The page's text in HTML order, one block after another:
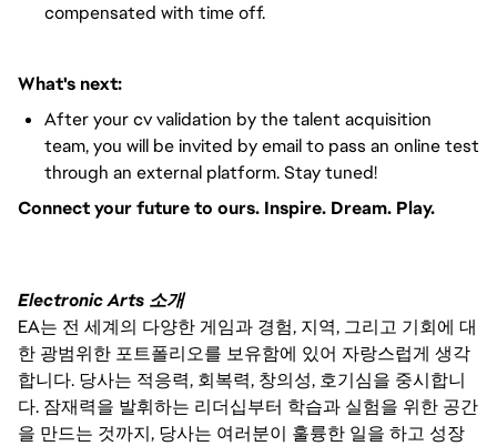
compensated with time off.
What's next:
After your cv validation by the talent acquisition
team, you will be invited by email to pass an online test
through an external platform. Stay tuned!
Connect your future to ours. Inspire. Dream. Play.
Electronic Arts 소개
EA는 전 세계의 다양한 게임과 경험, 지역, 그리고 기회에 대
한 광범위한 포트폴리오를 보유함에 있어 자랑스럽게 생각
합니다. 당사는 적응력, 회복력, 창의성, 호기심을 중시합니
다. 잠재력을 발휘하는 리더십부터 학습과 실험을 위한 공간
을 만드는 것까지, 당사는 여러분이 훌륭한 일을 하고 성장